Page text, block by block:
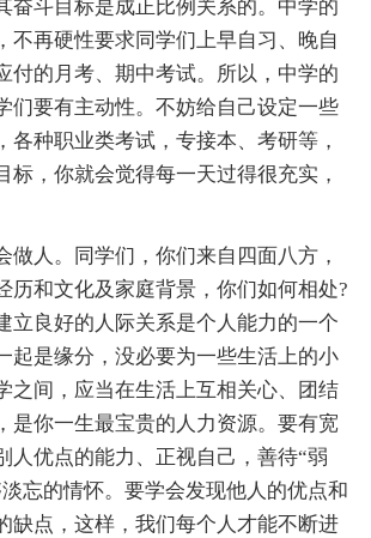
奋斗目标是成正比例关系的。中学的
不再硬性要求同学们上早自习、晚自
付的月考、期中考试。所以，中学的
们要有主动性。不妨给自己设定一些
各种职业类考试，专接本、考研等，
标，你就会觉得每一天过得很充实，
做人。同学们，你们来自四面八方，
历和文化及家庭背景，你们如何相处?
立良好的人际关系是个人能力的一个
起是缘分，没必要为一些生活上的小
之间，应当在生活上互相关心、团结
是你一生最宝贵的人力资源。要有宽
人优点的能力、正视自己，善待“弱
忘的情怀。要学会发现他人的优点和
缺点，这样，我们每个人才能不断进